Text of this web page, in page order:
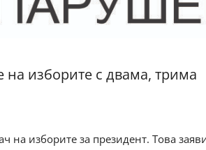
изборите с двама, трима
на изборите за президент. Това